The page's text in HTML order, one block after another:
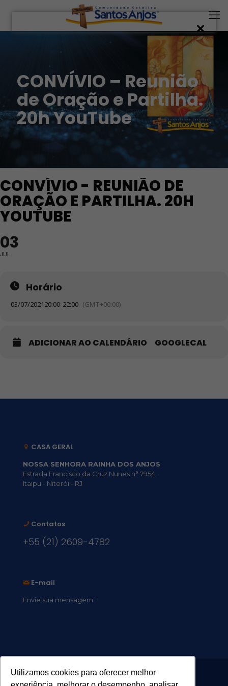
Utilizamos cookies para oferecer melhor
CONVÍVIO – Reunião
de Oração e Partilha.
20h YouTube
CONVÍVIO - REUNIÃO DE
ORAÇÃO E PARTILHA. 20H
YOUTUBE
03
JUL
Horário
03/07/202120:00-22:00 (GMT+00:00)
ADICIONAR AO CALENDÁRIO GOOGLECAL
CASA GERAL
NOSSA SENHORA RAINHA DOS ANJOS
Estrada Francisco da Cruz Nunes n° 7954
Itaipu - Niterói - RJ
Contatos
+55 (21) 2609-4782
E-mail
Envie sua mensagem: